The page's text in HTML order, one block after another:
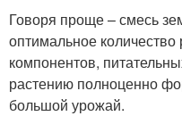
Говоря проще – смесь
оптимальное
компонентов,
растению полноценно
большой урожай.